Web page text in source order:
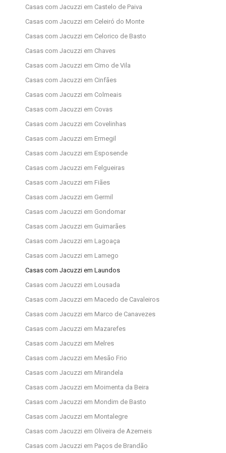
Casas com Jacuzzi em Castelo de Paiva
Casas com Jacuzzi em Celeiró do Monte
Casas com Jacuzzi em Celorico de Basto
Casas com Jacuzzi em Chaves
Casas com Jacuzzi em Cimo de Vila
Casas com Jacuzzi em Cinfães
Casas com Jacuzzi em Colmeais
Casas com Jacuzzi em Covas
Casas com Jacuzzi em Covelinhas
Casas com Jacuzzi em Ermegil
Casas com Jacuzzi em Esposende
Casas com Jacuzzi em Felgueiras
Casas com Jacuzzi em Fiães
Casas com Jacuzzi em Germil
Casas com Jacuzzi em Gondomar
Casas com Jacuzzi em Guimarães
Casas com Jacuzzi em Lagoaça
Casas com Jacuzzi em Lamego
Casas com Jacuzzi em Laundos
Casas com Jacuzzi em Lousada
Casas com Jacuzzi em Macedo de Cavaleiros
Casas com Jacuzzi em Marco de Canavezes
Casas com Jacuzzi em Mazarefes
Casas com Jacuzzi em Melres
Casas com Jacuzzi em Mesão Frio
Casas com Jacuzzi em Mirandela
Casas com Jacuzzi em Moimenta da Beira
Casas com Jacuzzi em Mondim de Basto
Casas com Jacuzzi em Montalegre
Casas com Jacuzzi em Oliveira de Azemeis
Casas com Jacuzzi em Paços de Brandão